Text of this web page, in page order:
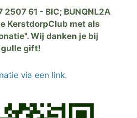
2507 61 - BIC; BUNQNL2A
KerstdorpClub met als
Wij danken je bij
gulle gift!
via een link.